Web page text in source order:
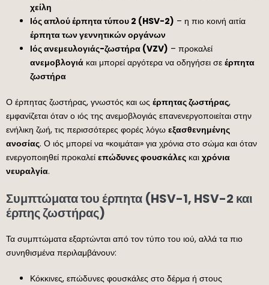
χείλη
Ιός απλού έρπητα τύπου 2 (HSV-2) – η πιο κοινή αιτία
έρπητα των γεννητικών οργάνων
Ιός ανεμευλογιάς-ζωστήρα (VZV) – προκαλεί
ανεμοβλογιά και μπορεί αργότερα να οδηγήσει σε έρπητα
ζωστήρα
Ο έρπητας ζωστήρας, γνωστός και ως έρπητας ζωστήρας,
εμφανίζεται όταν ο ιός της ανεμοβλογιάς επανενεργοποιείται στην
ενήλικη ζωή, τις περισσότερες φορές λόγω εξασθενημένης
ανοσίας. Ο ιός μπορεί να «κοιμάται» για χρόνια στο σώμα και όταν
ενεργοποιηθεί προκαλεί επώδυνες φουσκάλες και χρόνια
νευραλγία.
Συμπτώματα του έρπητα (HSV-1, HSV-2 και
έρπης ζωστήρας)
Τα συμπτώματα εξαρτώνται από τον τύπο του ιού, αλλά τα πιο
συνηθισμένα περιλαμβάνουν:
Κόκκινες, επώδυνες φουσκάλες στο δέρμα ή στους